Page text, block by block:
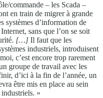
commande – les Scada –
en train de migrer à grande
systèmes d’information de
sans que l’on se soit
[…] Il faut que les
industriels, introduisent
c’est encore trop rarement
groupe de travail avec les
d’ici à la fin de l’année, un
être mis en place au sein
»